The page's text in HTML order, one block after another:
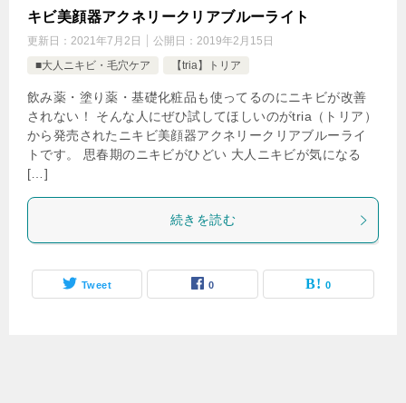
キビ美顔器アクネリークリアブルーライト
更新日： 2021年7月2日 公開日： 2019年2月15日
■大人ニキビ・毛穴ケア
【tria】トリア
飲み薬・塗り薬・基礎化粧品も使ってるのにニキビが改善
されない！ そんな人にぜひ試してほしいのがtria（トリア）
から発売されたニキビ美顔器アクネリークリアブルーライ
トです。 思春期のニキビがひどい 大人ニキビが気になる
[…]
続きを読む
Tweet 0 0